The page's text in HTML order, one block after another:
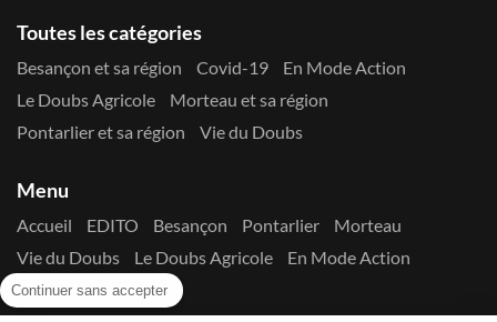
Continuer sans accepter
Toutes les catégories
Besançon et sa région Covid-19
En Mode Action
Le Doubs Agricole
Morteau et sa région
Pontarlier et sa région
Vie du Doubs
Menu
Accueil EDITO Besançon Pontarlier
Morteau
Vie du Doubs
Le Doubs Agricole
En Mode Action
Contactez-nous !